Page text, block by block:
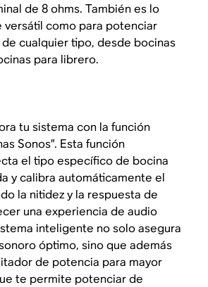
de 8 ohms. También es lo
como para potenciar
cualquier tipo, desde bocinas
para librero.
tu sistema con la función
Sonos”. Esta función
el tipo específico de bocina
y calibra automáticamente el
la nitidez y la respuesta de
una experiencia de audio
inteligente no solo asegura
óptimo, sino que además
de potencia para mayor
te permite potenciar de